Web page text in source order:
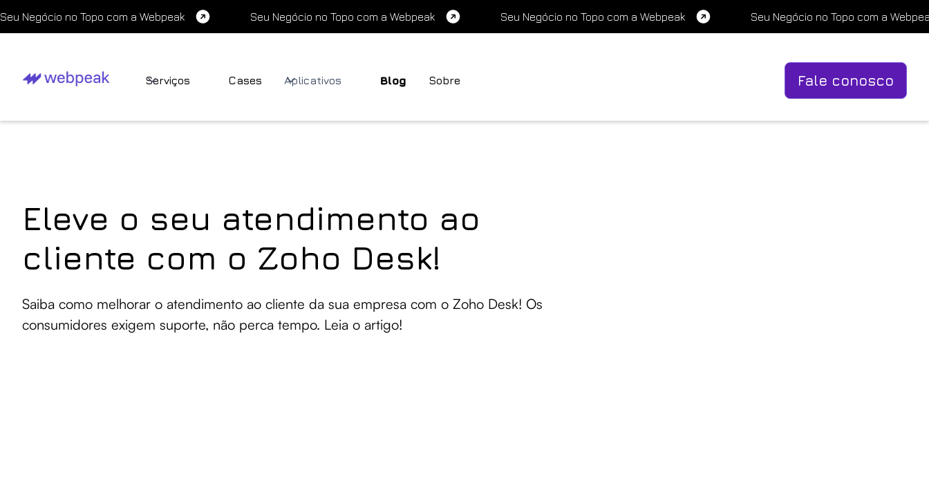
Seu Negócio no Topo com a Webpeak Seu Negócio no Topo com a Webpeak Seu Negócio no Topo com a Webpeak Seu Negócio no Topo com a
Serviços Cases Aplicativos Blog Sobre Fale conosco
Eleve o seu atendimento ao
cliente com o Zoho Desk!
Saiba como melhorar o atendimento ao cliente da sua empresa com o Zoho Desk! Os
consumidores exigem suporte, não perca tempo. Leia o artigo!